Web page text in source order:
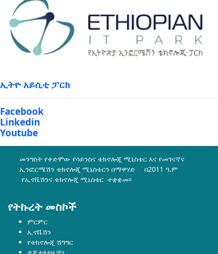
Facebook
Linkedin
Youtube
መንግስት የቀድሞው የሳይንስና ቴክኖሎጂ ሚኒስቴር እና የመገናኛና
ኢንፎርሜሽን ቴክኖሎጂ ሚኒስቴርን በማዋሃድ በ2011 ዓ.ም
የኢኖቬሽንና ቴክኖሎጂ ሚኒስቴር ተቋቋመ፡፡
ምርምር
ኢኖቬሽን
የቴክኖሎጂ ሽግግር
ዲጂታላይዜሽን